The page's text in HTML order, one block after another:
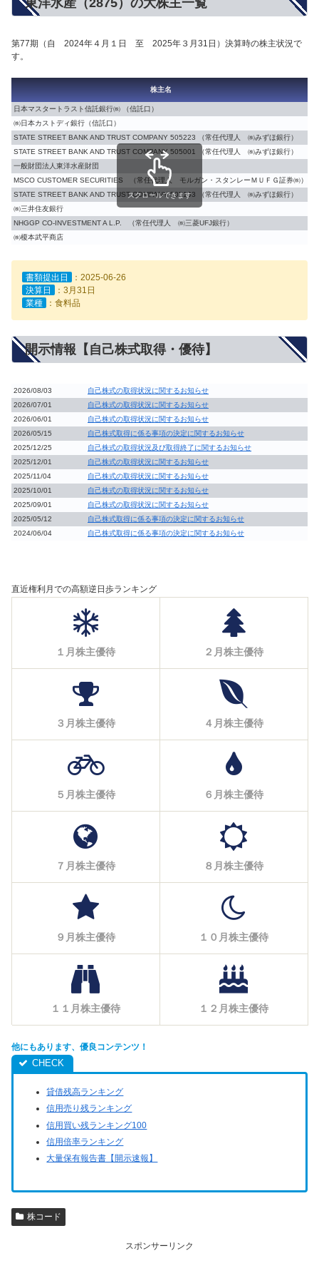
第77期（自 2024年４月１日 至 2025年３月31日）決算時の株主状況で
す。
株主名
日本マスタートラスト信託銀行㈱ （信託口）
㈱日本カストディ銀行（信託口）
STATE STREET BANK AND TRUST COMPANY 505223 （常任代理人 ㈱みずほ銀行）
STATE STREET BANK AND TRUST COMPANY 505001 （常任代理人 ㈱みずほ銀行）
一般財団法人東洋水産財団
MSCO CUSTOMER SECURITIES （常任代理人 モルガン・スタンレーＭＵＦＧ証券㈱）
STATE STREET BANK AND TRUST COMPANY 505103 （常任代理人 ㈱みずほ銀行）
㈱三井住友銀行
NHGGP CO-INVESTMENT A L.P. （常任代理人 ㈱三菱UFJ銀行）
㈱榎本武平商店
スクロールできます
書類提出日
：2025-06-26
決算日
：3月31日
業種
：食料品
開示情報【自己株式取得・優待】
2026/08/03
自己株式の取得状況に関するお知らせ
2026/07/01
自己株式の取得状況に関するお知らせ
2026/06/01
自己株式の取得状況に関するお知らせ
2026/05/15
自己株式取得に係る事項の決定に関するお知らせ
2025/12/25
自己株式の取得状況及び取得終了に関するお知らせ
2025/12/01
自己株式の取得状況に関するお知らせ
2025/11/04
自己株式の取得状況に関するお知らせ
2025/10/01
自己株式の取得状況に関するお知らせ
2025/09/01
自己株式の取得状況に関するお知らせ
2025/05/12
自己株式取得に係る事項の決定に関するお知らせ
2024/06/04
自己株式取得に係る事項の決定に関するお知らせ
直近権利月での高額逆日歩ランキング
１月株主優待 ２月株主優待
３月株主優待 ４月株主優待
５月株主優待 ６月株主優待
７月株主優待 ８月株主優待
９月株主優待 １０月株主優待
１１月株主優待 １２月株主優待
他にもあります、優良コンテンツ！
貸借残高ランキング
信用売り残ランキング
信用買い残ランキング100
信用倍率ランキング
大量保有報告書【開示速報】
株コード
スポンサーリンク